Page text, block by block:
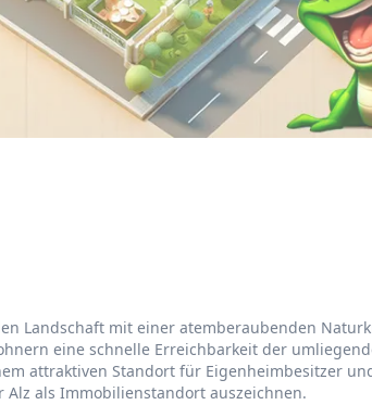
Landschaft mit einer atemberaubenden
eine schnelle Erreichbarkeit der
attraktiven Standort für Eigenheimbesitzer
als Immobilienstandort auszeichnen.